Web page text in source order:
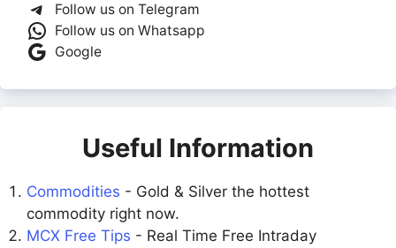
Follow us on Telegram
Follow us on Whatsapp
Google
Useful Information
Commodities - Gold & Silver the hottest
commodity right now.
MCX Free Tips - Real Time Free Intraday